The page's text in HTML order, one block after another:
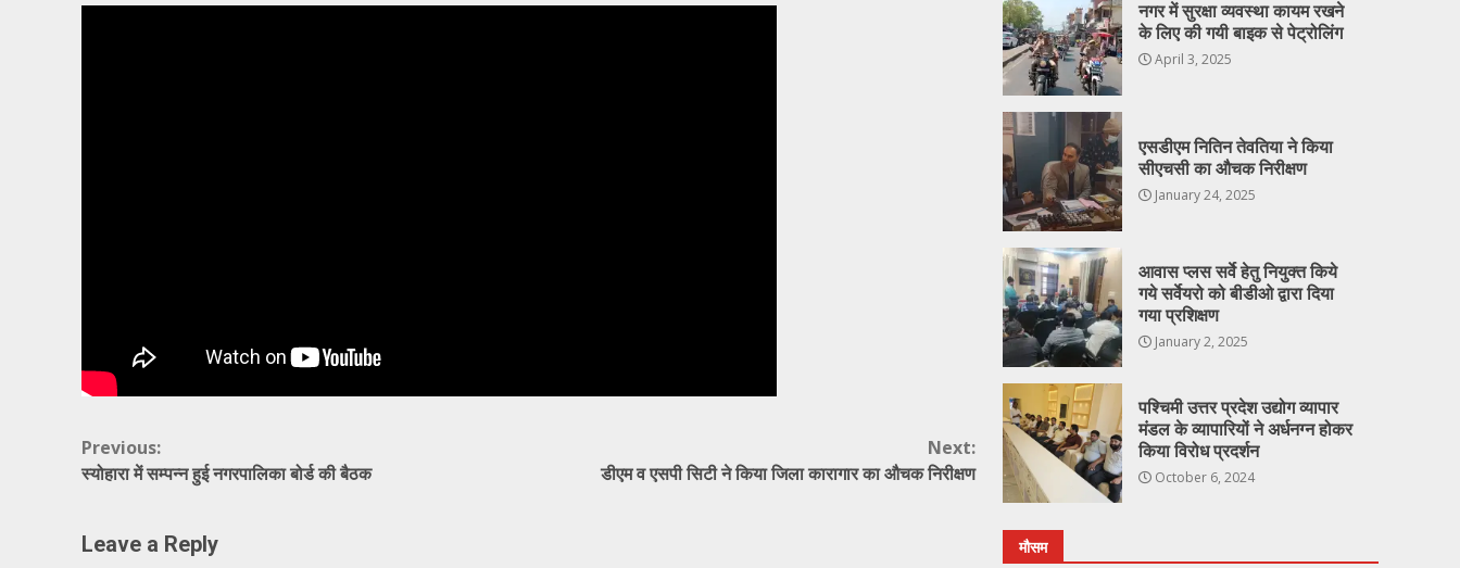
Continue
Reading
Previous:
स्योहारा में सम्पन्न हुई नगरपालिका बोर्ड की बैठक
Next:
डीएम व एसपी सिटी ने किया जिला कारागार का औचक निरीक्षण
Leave a Reply
नगर में सुरक्षा व्यवस्था कायम रखने
के लिए की गयी बाइक से पेट्रोलिंग
April 3, 2025
एसडीएम नितिन तेवतिया ने किया
सीएचसी का औचक निरीक्षण
January 24, 2025
आवास प्लस सर्वे हेतु नियुक्त किये
गये सर्वेयरो को बीडीओ द्वारा दिया
गया प्रशिक्षण
January 2, 2025
पश्चिमी उत्तर प्रदेश उद्योग व्यापार
मंडल के व्यापारियों ने अर्धनग्न होकर
किया विरोध प्रदर्शन
October 6, 2024
मौसम